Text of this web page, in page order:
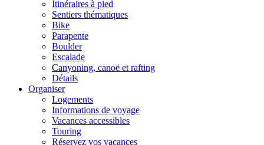
Itinéraires à pied
Sentiers thématiques
Bike
Parapente
Boulder
Escalade
Canyoning, canoë et rafting
Détails
Organiser
Logements
Informations de voyage
Vacances accessibles
Touring
Réservez vos vacances